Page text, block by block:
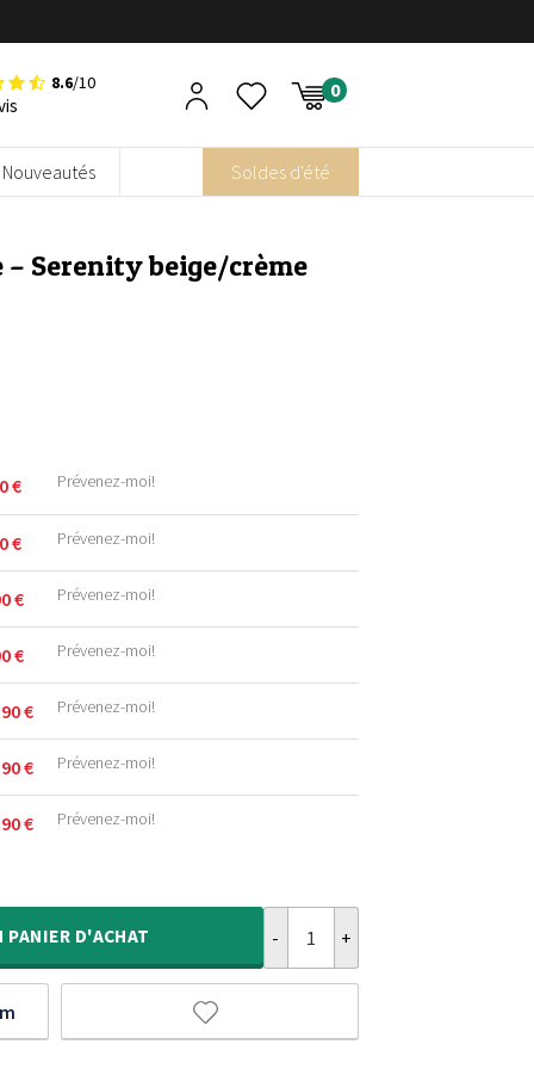
8.6/10
Nouveautés Soldes d'été
Serenity beige/crème
€ Prévenez-moi!
€ Prévenez-moi!
€ Prévenez-moi!
€ Prévenez-moi!
€ Prévenez-moi!
€ Prévenez-moi!
€ Prévenez-moi!
PANIER D'ACHAT